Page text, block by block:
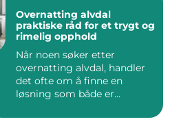
Overnatting alvdal
praktiske råd for et trygt og
rimelig opphold
Når noen søker etter
overnatting alvdal, handler
det ofte om å finne en
løsning som både er